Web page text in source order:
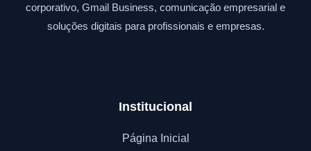
corporativo, Gmail Business, comunicação empresarial e
soluções digitais para profissionais e empresas.
Institucional
Página Inicial